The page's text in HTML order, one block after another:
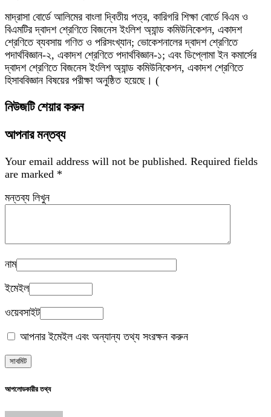
মাদ্রাসা বোর্ডে আলিমের বাংলা দ্বিতীয় পত্র, কারিগরি শিক্ষা বোর্ডে বিএম ও
বিএমটির দ্বাদশ শ্রেণিতে বিজনেস ইংলিশ অ্যান্ড কমিউনিকেশন, একাদশ
শ্রেণিতে ব্যবসায় গণিত ও পরিসংখ্যান; ভোকেশনালের দ্বাদশ শ্রেণিতে
পদার্থবিজ্ঞান-২, একাদশ শ্রেণিতে পদার্থবিজ্ঞান-১; এবং ডিপ্লোমা ইন কমার্সের
দ্বাদশ শ্রেণিতে বিজনেস ইংলিশ অ্যান্ড কমিউনিকেশন, একাদশ শ্রেণিতে
হিসাববিজ্ঞান বিষয়ের পরীক্ষা অনুষ্ঠিত হয়েছে। (
নিউজটি শেয়ার করুন
আপনার মন্তব্য
Your email address will not be published. Required fields
are marked *
মন্তব্য লিখুন
নাম
ইমেইল
ওয়েবসাইট
আপনার ইমেইল এবং অন্যান্য তথ্য সংরক্ষন করুন
আপলোডকারীর তথ্য